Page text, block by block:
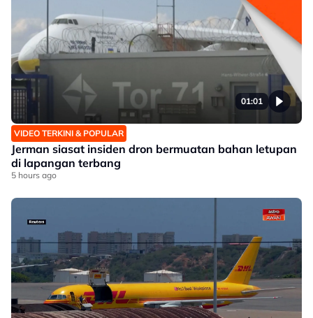
01:01
VIDEO TERKINI & POPULAR
Jerman siasat insiden dron bermuatan bahan letupan
di lapangan terbang
5 hours ago